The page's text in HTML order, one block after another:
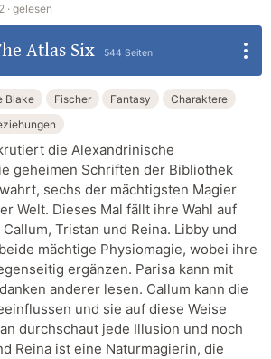
· gelesen
Atlas Six 544 Seiten
Blake Fischer Fantasy
Charaktere
die Alexandrinische
geheimen Schriften der Bibliothek
sechs der mächtigsten Magier
Welt. Dieses Mal fällt ihre Wahl auf
Tristan und Reina. Libby und
mächtige Physiomagie, wobei ihre
ergänzen. Parisa kann mit
anderer lesen. Callum kann die
und sie auf diese Weise
durchschaut jede Illusion und noch
Reina ist eine Naturmagierin, die